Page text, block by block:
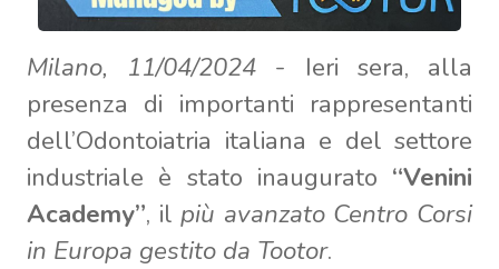
Milano, 11/04/2024 - Ieri sera, alla
presenza di importanti rappresentanti
dell’Odontoiatria italiana e del settore
industriale è stato inaugurato “Venini
Academy”, ilpiù avanzato Centro Corsi
in Europa gestito da Tootor.